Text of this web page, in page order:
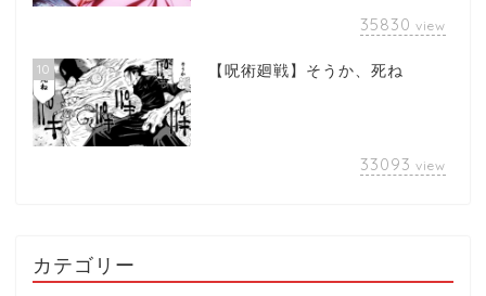
35830 view
10 【呪術廻戦】そうか、死ね
33093 view
カテゴリー